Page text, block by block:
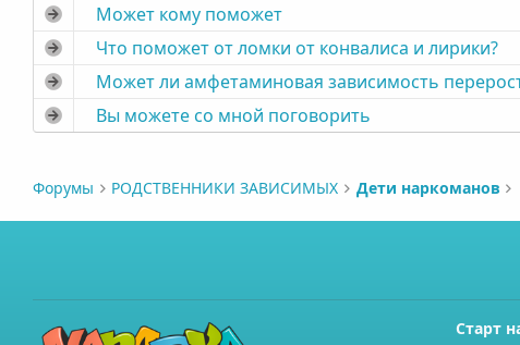
Может кому поможет
Что поможет от ломки от конвалиса и лирики?
Может ли амфетаминовая зависимость
Вы можете со мной поговорить
Форумы РОДСТВЕННИКИ ЗАВИСИМЫХ Дети наркоманов
Старт